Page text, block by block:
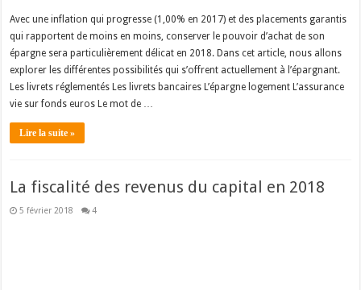
Avec une inflation qui progresse (1,00% en 2017) et des placements garantis
qui rapportent de moins en moins, conserver le pouvoir d’achat de son
épargne sera particulièrement délicat en 2018. Dans cet article, nous allons
explorer les différentes possibilités qui s’offrent actuellement à l’épargnant.
Les livrets réglementés Les livrets bancaires L’épargne logement L’assurance
vie sur fonds euros Le mot de …
Lire la suite »
La fiscalité des revenus du capital en 2018
5 février 2018 4